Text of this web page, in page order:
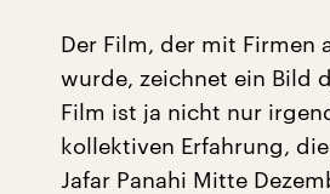
Der Film, der mit Firmen
wurde, zeichnet ein Bild
Film ist ja nicht nur
kollektiven Erfahrung,
Jafar Panahi Mitte